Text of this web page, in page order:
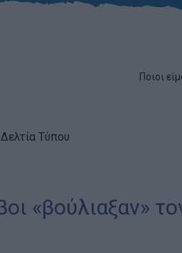
Ποιοι
Δελτία Τύπου
«βούλιαξαν»